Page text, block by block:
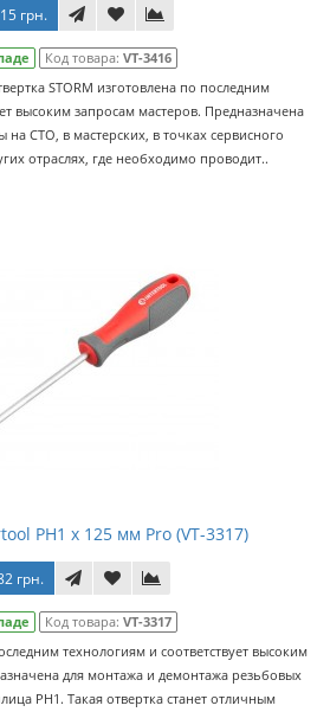
грн.
Код товара: VT-3416
STORM изготовлена по последним
высоким запросам мастеров. Предназначена
на СТО, в мастерских, в точках сервисного
отраслях, где необходимо проводит..
PH1 x 125 мм Pro (VT-3317)
грн.
Код товара: VT-3317
технологиям и соответствует высоким
для монтажа и демонтажа резьбовых
PH1. Такая отвертка станет отличным